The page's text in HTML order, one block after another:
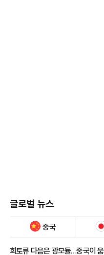
글로벌 뉴스
중국
희토류 다음은 광모듈…중국이